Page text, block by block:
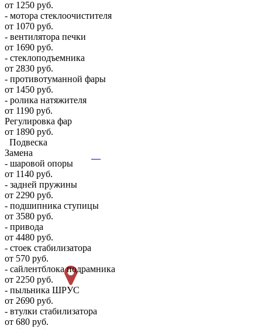
от 1250 руб.
- мотора стеклоочистителя
от 1070 руб.
- вентилятора печки
от 1690 руб.
- стеклоподъемника
от 2830 руб.
- противотуманной фары
от 1450 руб.
- ролика натяжителя
от 1190 руб.
Регулировка фар
от 1890 руб.
Подвеска
Замена
- шаровой опоры
от 1140 руб.
- задней пружины
от 2290 руб.
- подшипника ступицы
от 3580 руб.
- привода
от 4480 руб.
- стоек стабилизатора
от 570 руб.
- сайлентблока подрамника
от 2250 руб.
- пыльника ШРУС
от 2690 руб.
- втулки стабилизатора
от 680 руб.